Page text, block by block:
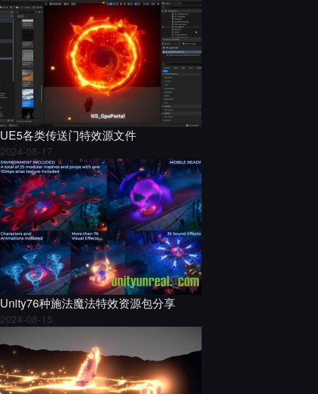
UE5各类传送门特效源文件
2024-08-17
Unity76种施法魔法特效资源包分享
2024-08-15